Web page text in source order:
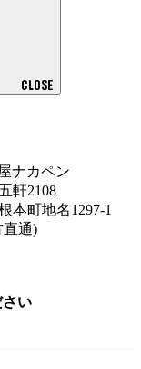
CLOSE
ナカペン
軒2108
本町地名1297-1
直通)
い